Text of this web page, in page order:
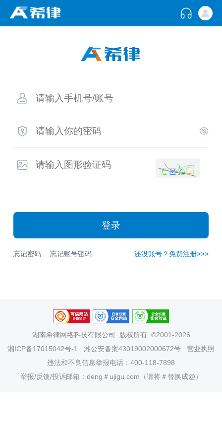
登录
忘记密码 忘记账号密码 还没账号？免费注册>>>
湖南希律网络科技有限公司
版权所有 ©2001-2026
湘ICP备17015042号-1
湘公安备案43019002000672号
营业执照
违法和不良信息举报电话：400-118-7898
举报/反馈/投诉邮箱：deng＃ujigu.com（请将＃替换成@）